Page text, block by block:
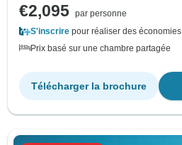
€2,095 par personne
S'inscrire pour réaliser des économies
Prix basé sur une chambre partagée
Télécharger la brochure